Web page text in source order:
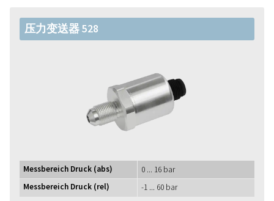
压力变送器 528
Messbereich Druck (abs)
0 ... 16 bar
Messbereich Druck (rel)
-1 ... 60 bar